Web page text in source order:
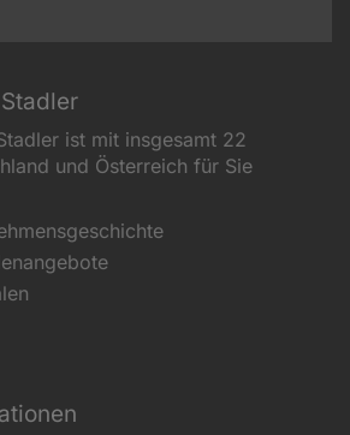
ist mit insgesamt 22
und Österreich für Sie